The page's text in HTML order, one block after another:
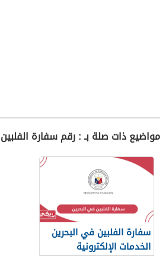
مواضيع ذات صلة بـ : رقم سفارة
سفارة الفلبين في البحرين
الخدمات الإلكترونية